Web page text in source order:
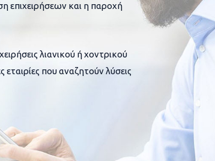
επιχειρήσεων και η παροχή
λιανικού ή χοντρικού
εταιρίες που αναζητούν λύσεις